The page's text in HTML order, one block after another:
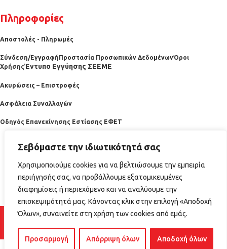
Σεβόμαστε την ιδιωτικότητά σας
Χρησιμοποιούμε cookies για να βελτιώσουμε την εμπειρία
περιήγησής σας, να προβάλλουμε εξατομικευμένες
διαφημίσεις ή περιεχόμενο και να αναλύουμε την
επισκεψιμότητά μας. Κάνοντας κλικ στην επιλογή «Αποδοχή
Όλων», συναινείτε στη χρήση των cookies από εμάς.
Προσαρμογή Απόρριψη όλων Αποδοχή όλων
Πληροφορίες
Αποστολές - Πληρωμές
Σύνδεση/ΕγγραφήΠροστασία Προσωπικών ΔεδομένωνΌροι
ΧρήσηςΈντυπο Εγγύησης ΣΕΕΜΕ
Ακυρώσεις – Επιστροφές
Ασφάλεια Συναλλαγών
Οδηγός Επανεκίνησης Εστίασης ΕΦΕΤ
2025 horecabazaar.gr